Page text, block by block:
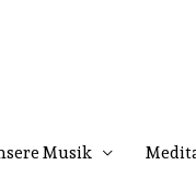
Musik